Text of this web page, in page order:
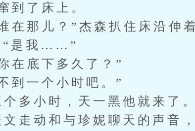
到了床上。
那儿？”杰森扒住床沿伸
是我……”
底下多久了？”
一个小时吧。”
多小时，天一黑他就来了。
走动和与珍妮聊天的声音